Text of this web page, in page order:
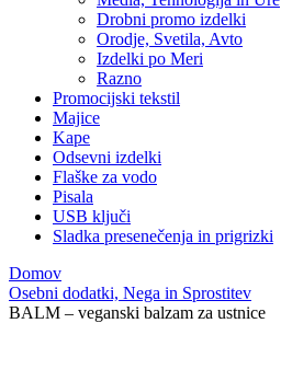
Drobni promo izdelki
Orodje, Svetila, Avto
Izdelki po Meri
Razno
Promocijski tekstil
Majice
Kape
Odsevni izdelki
Flaške za vodo
Pisala
USB ključi
Sladka presenečenja in prigrizki
Domov
Osebni dodatki, Nega in Sprostitev
BALM – veganski balzam za ustnice